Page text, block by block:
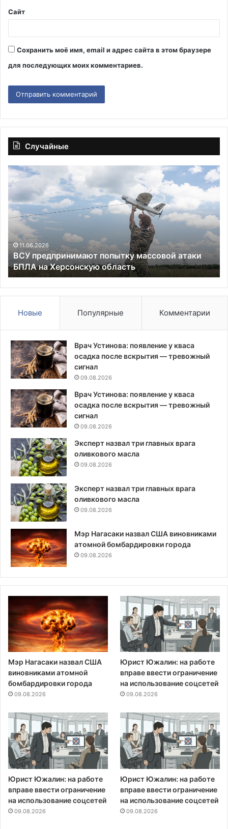
Сайт
Сохранить моё имя, email и адрес сайта в этом браузере
для последующих моих комментариев.
Случайные
МИД:
Москва
представит
предложения
плану
США
по
Украине
на
следующей
встрече
24.05.2026
МИД: Москва представит предложения к плану
США по Украине на следующей встрече
В
о
в
Новые Популярные Комментарии
Врач Устинова: появление у кваса
осадка после вскрытия — тревожный
сигнал
09.08.2026
Врач Устинова: появление у кваса
осадка после вскрытия — тревожный
сигнал
09.08.2026
Эксперт назвал три главных врага
оливкового масла
09.08.2026
Эксперт назвал три главных врага
оливкового масла
09.08.2026
Мэр Нагасаки назвал США виновниками
атомной бомбардировки города
09.08.2026
Мэр Нагасаки назвал США
виновниками атомной
бомбардировки города
09.08.2026
Юрист Южалин: на работе
вправе ввести ограничение
на использование соцсетей
09.08.2026
Юрист Южалин: на работе
вправе ввести ограничение
на использование соцсетей
09.08.2026
Юрист Южалин: на работе
вправе ввести ограничение
на использование соцсетей
09.08.2026